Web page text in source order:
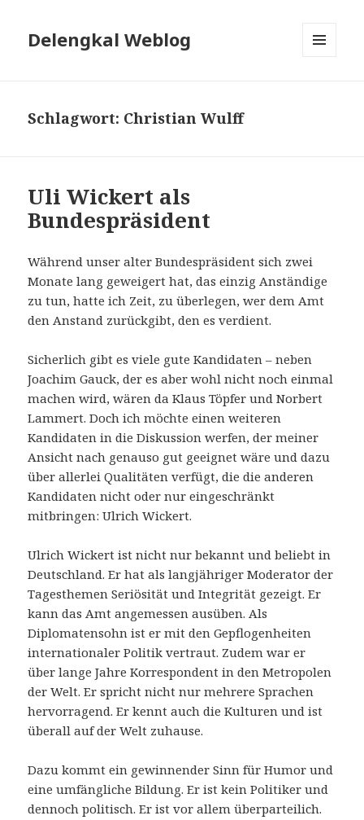
Delengkal Weblog
Schlagwort: Christian Wulff
Uli Wickert als
Bundespräsident
Während unser alter Bundespräsident sich zwei
Monate lang geweigert hat, das einzig Anständige
zu tun, hatte ich Zeit, zu überlegen, wer dem Amt
den Anstand zurückgibt, den es verdient.
Sicherlich gibt es viele gute Kandidaten – neben
Joachim Gauck, der es aber wohl nicht noch einmal
machen wird, wären da Klaus Töpfer und Norbert
Lammert. Doch ich möchte einen weiteren
Kandidaten in die Diskussion werfen, der meiner
Ansicht nach genauso gut geeignet wäre und dazu
über allerlei Qualitäten verfügt, die die anderen
Kandidaten nicht oder nur eingeschränkt
mitbringen: Ulrich Wickert.
Ulrich Wickert ist nicht nur bekannt und beliebt in
Deutschland. Er hat als langjähriger Moderator der
Tagesthemen Seriösität und Integrität gezeigt. Er
kann das Amt angemessen ausüben. Als
Diplomatensohn ist er mit den Gepflogenheiten
internationaler Politik vertraut. Zudem war er
über lange Jahre Korrespondent in den Metropolen
der Welt. Er spricht nicht nur mehrere Sprachen
hervorragend. Er kennt auch die Kulturen und ist
überall auf der Welt zuhause.
Dazu kommt ein gewinnender Sinn für Humor und
eine umfängliche Bildung. Er ist kein Politiker und
dennoch politisch. Er ist vor allem überparteilich.